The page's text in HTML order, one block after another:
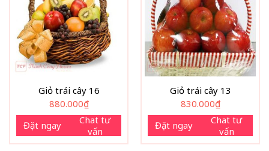
Giỏ trái cây 16
880.000₫
Đặt ngay
Chat tư
vấn
Giỏ trái cây 13
830.000₫
Đặt ngay
Chat tư
vấn